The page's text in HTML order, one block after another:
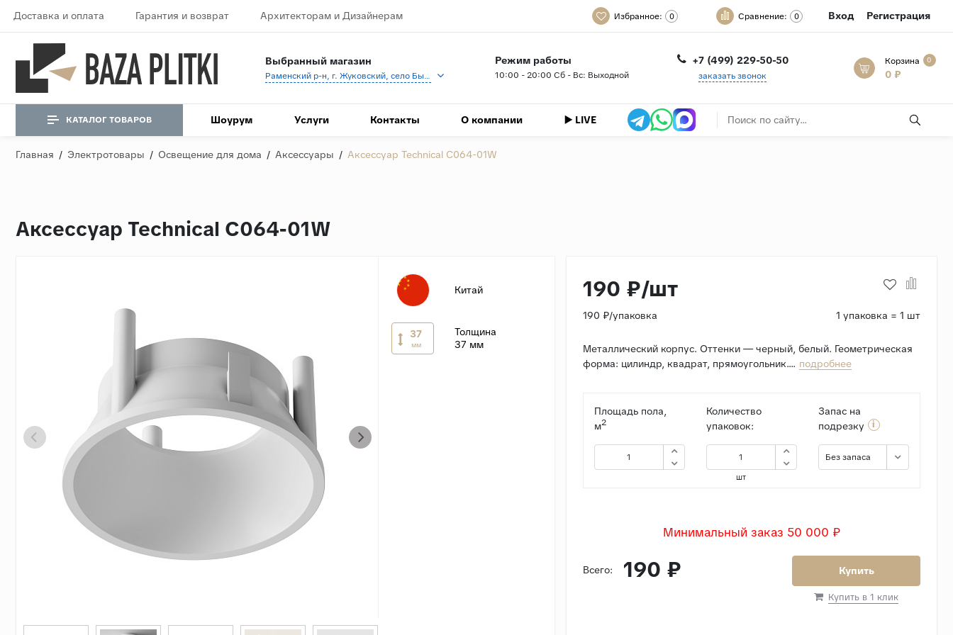
Доставка и оплата Гарантия и возврат Архитекторам и Дизайнерам Избранное: 0 Сравнение: 0 Вход Регистрация
Выбранный магазин
Раменский р-н, г. Жуковский, село Быково, кп Спартак, Береговая ул., 1
Режим работы
10:00 - 20:00 Сб - Вс: Выходной
+7 (499) 229-50-50
заказать звонок
Корзина 0
0 ₽
КАТАЛОГ ТОВАРОВ Шоурум Услуги Контакты О компании ▶️ LIVE
Главная / Электротовары / Освещение для дома / Аксессуары / Аксессуар Technical C064-01W
Аксессуар Technical C064-01W
Китай
37
мм
Толщина
37 мм
190 ₽/шт
190 ₽/упаковка 1 упаковка = 1 шт
Металлический корпус. Оттенки — черный, белый. Геометрическая
форма: цилиндр, квадрат, прямоугольник.... подробнее
Площадь пола,
м2
Количество
упаковок:
шт
Запас на
подрезку
i
Без запаса
Минимальный заказ 50 000 ₽
Всего: 190 ₽ Купить
Купить в 1 клик